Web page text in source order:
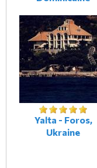
Yalta - Foros,
Ukraine